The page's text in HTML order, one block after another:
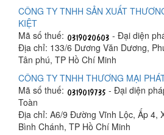
CÔNG TY TNHH SẢN XUẤT
KIỆT
Mã số thuế:
- Đại diện
Địa chỉ: 133/6 Dương Văn Dương,
Tân phú, TP Hồ Chí Minh
CÔNG TY TNHH THƯƠNG MẠI
Mã số thuế:
- Đại diện
Toàn
Địa chỉ: A6/9 Đường Vĩnh Lộc, Ấp 4,
Bình Chánh, TP Hồ Chí Minh